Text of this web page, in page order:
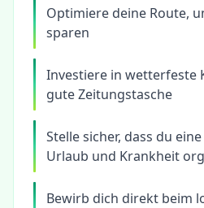
Optimiere deine Route,
sparen
Investiere in wetterfeste
gute Zeitungstasche
Stelle sicher, dass du
Urlaub und Krankheit
Bewirb dich direkt beim